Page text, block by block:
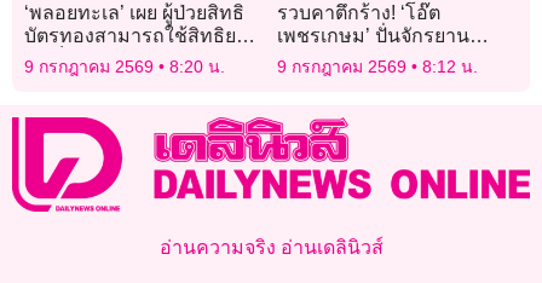
‘พลอยทะเล’ เผย ผู้ป่วยสิทธิ
บัตรทองสามารถใช้สิทธิยา
มะเร็งนวัตกรรม ‘ราช
วิทยาลัย-สถาบันจุฬาภรณ์’
9 กรกฎาคม 2569 8:20 น.
รวบคาตึกร้าง! ‘โอ๊ต
เพชรเกษม’ ปั่นจักรยาน
กบดาน หลังตัดสายไฟเมน
ชาวบ้านขายประทังชีวิต
9 กรกฎาคม 2569 8:12 น.
อ่านความจริง อ่านเดลินิวส์